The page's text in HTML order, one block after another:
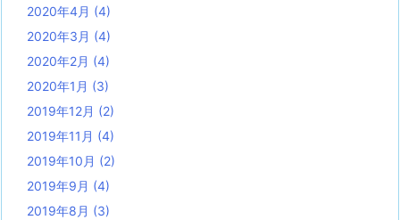
2020年4月 (4)
2020年3月 (4)
2020年2月 (4)
2020年1月 (3)
2019年12月 (2)
2019年11月 (4)
2019年10月 (2)
2019年9月 (4)
2019年8月 (3)